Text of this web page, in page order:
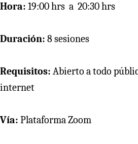
Hora: 19:00 hrs a 20:30 hrs
Duración: 8 sesiones
Requisitos: Abierto a todo
internet
Vía: Plataforma Zoom